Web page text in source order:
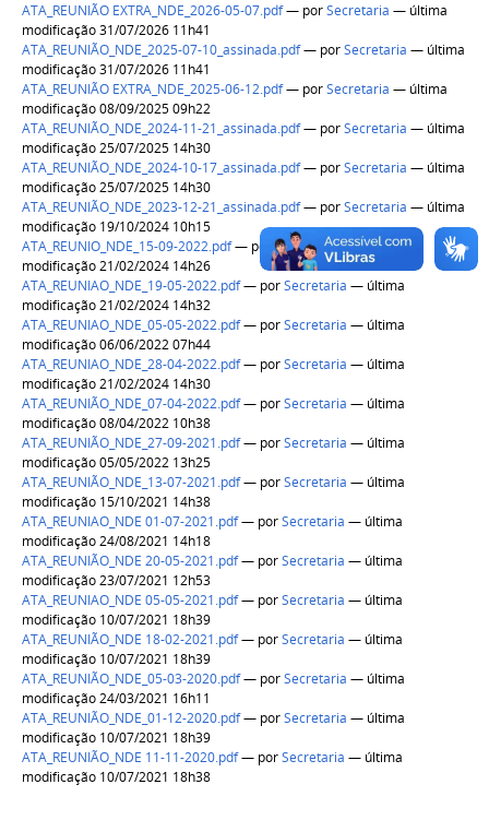
ATA_REUNIÃO EXTRA_NDE_2026-05-07.pdf— porSecretaria — última
modificação 31/07/2026 11h41
ATA_REUNIÃO_NDE_2025-07-10_assinada.pdf— porSecretaria — última
modificação 31/07/2026 11h41
ATA_REUNIÃO EXTRA_NDE_2025-06-12.pdf— porSecretaria — última
modificação 08/09/2025 09h22
ATA_REUNIÃO_NDE_2024-11-21_assinada.pdf— porSecretaria — última
modificação 25/07/2025 14h30
ATA_REUNIÃO_NDE_2024-10-17_assinada.pdf— porSecretaria — última
modificação 25/07/2025 14h30
ATA_REUNIÃO_NDE_2023-12-21_assinada.pdf— porSecretaria — última
modificação 19/10/2024 10h15
ATA_REUNIO_NDE_15-09-2022.pdf— porSecretaria— última
modificação 21/02/2024 14h26
ATA_REUNIAO_NDE_19-05-2022.pdf— porSecretaria — última
modificação 21/02/2024 14h32
ATA_REUNIAO_NDE_05-05-2022.pdf— porSecretaria — última
modificação 06/06/2022 07h44
ATA_REUNIAO_NDE_28-04-2022.pdf— porSecretaria — última
modificação 21/02/2024 14h30
ATA_REUNIÃO_NDE_07-04-2022.pdf— porSecretaria — última
modificação 08/04/2022 10h38
ATA_REUNIÃO_NDE_27-09-2021.pdf— porSecretaria — última
modificação 05/05/2022 13h25
ATA_REUNIÃO_NDE_13-07-2021.pdf— porSecretaria — última
modificação 15/10/2021 14h38
ATA_REUNIAO_NDE 01-07-2021.pdf— porSecretaria — última
modificação 24/08/2021 14h18
ATA_REUNIÃO_NDE 20-05-2021.pdf— porSecretaria — última
modificação 23/07/2021 12h53
ATA_REUNIAO_NDE 05-05-2021.pdf— porSecretaria — última
modificação 10/07/2021 18h39
ATA_REUNIÃO_NDE 18-02-2021.pdf— porSecretaria — última
modificação 10/07/2021 18h39
ATA_REUNIÃO_NDE_05-03-2020.pdf— porSecretaria — última
modificação 24/03/2021 16h11
ATA_REUNIÃO_NDE_01-12-2020.pdf— porSecretaria — última
modificação 10/07/2021 18h39
ATA_REUNIÃO_NDE 11-11-2020.pdf— porSecretaria — última
modificação 10/07/2021 18h38